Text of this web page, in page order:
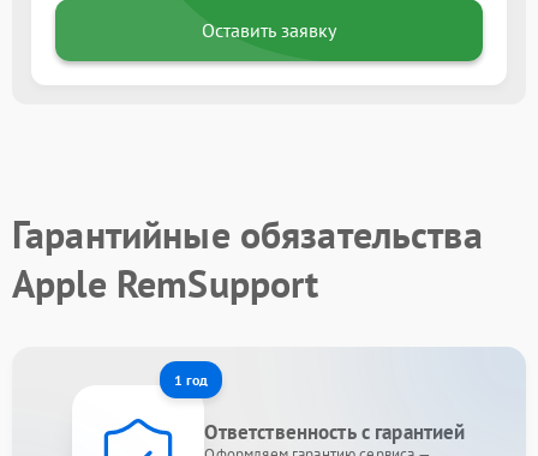
Оставить заявку
Гарантийные обязательства
Apple RemSupport
1 год
Ответственность с гарантией